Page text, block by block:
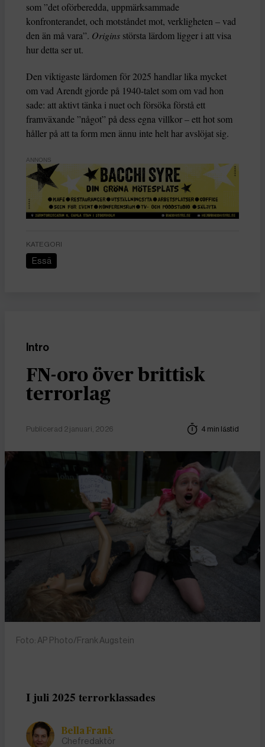
som ”det oförberedda, uppmärksammade
konfronterandet, och motståndet mot, verkligheten – vad
den än må vara”. Origins största lärdom ligger i att visa
hur detta ser ut.
Den viktigaste lärdomen för 2025 handlar lika mycket
om vad Arendt gjorde på 1940-talet som om vad hon
sade: att aktivt tänka i nuet och försöka förstå ett
framväxande ”något” på dess egna villkor – ett hot som
håller på att ta form men ännu inte helt har avslöjat sig.
ANNONS
KATEGORI
Essä
Intro
FN-oro över brittisk
terrorlag
Publicerad 2 januari, 2026 4 min lästid
Foto: AP Photo/Frank Augstein
I juli 2025 terrorklassades
Bella Frank
Chefredaktör